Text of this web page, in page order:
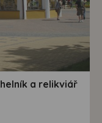
a relikviář